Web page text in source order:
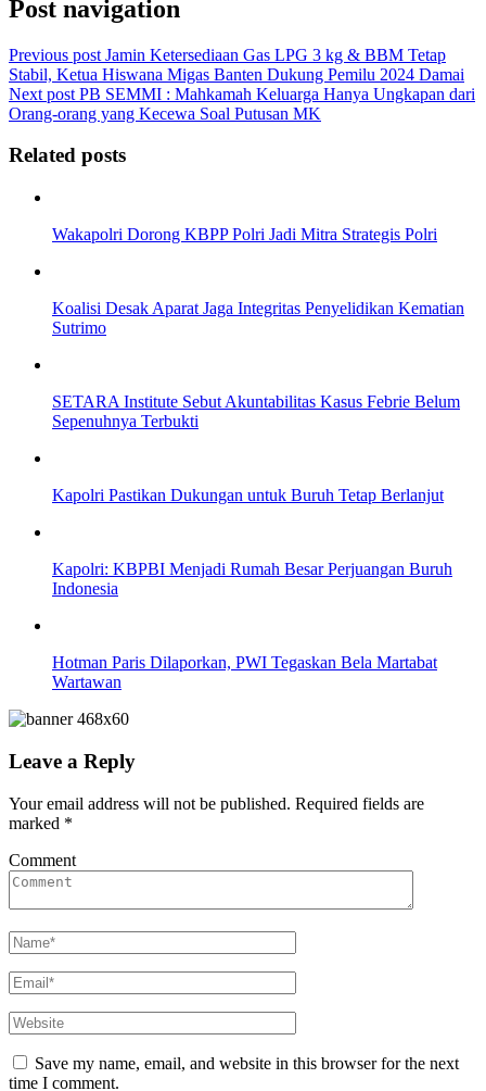
Post navigation
Previous post Jamin Ketersediaan Gas LPG 3 kg & BBM Tetap
Stabil, Ketua Hiswana Migas Banten Dukung Pemilu 2024 Damai
Next post PB SEMMI : Mahkamah Keluarga Hanya Ungkapan dari
Orang-orang yang Kecewa Soal Putusan MK
Related posts
Wakapolri Dorong KBPP Polri Jadi Mitra Strategis Polri
Koalisi Desak Aparat Jaga Integritas Penyelidikan Kematian
Sutrimo
SETARA Institute Sebut Akuntabilitas Kasus Febrie Belum
Sepenuhnya Terbukti
Kapolri Pastikan Dukungan untuk Buruh Tetap Berlanjut
Kapolri: KBPBI Menjadi Rumah Besar Perjuangan Buruh
Indonesia
Hotman Paris Dilaporkan, PWI Tegaskan Bela Martabat
Wartawan
Leave a Reply
Your email address will not be published. Required fields are
marked *
Comment
Save my name, email, and website in this browser for the next
time I comment.